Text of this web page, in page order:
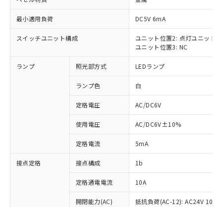
最小適用負荷 DC5V 6mA
スイッチユニット構成
ユニット位置2: 点灯ユニット
ユニット位置3: NC
ランプ 照光部方式 LEDランプ
ランプ色 白
定格電圧 AC/DC6V
使用電圧 AC/DC6V±10%
定格電流 5mA
接点定格 接点構成 1b
定格通電電流 10A
開閉能力(AC)
抵抗負荷(AC-12): AC24V 10A/
ご利用条件
以下の条件をお読みいただき、同意のうえ
ご利用ください。
本サービスは、当社制御機器事業取扱
商品の当社在庫状況および標準価格
(税抜)を提供させていただくもので
当社制御機器事業取扱商品の中には、
※1 対応状況
対応済み：EU RoHS指令（10物質）の
非含有に対応した製品が提供可能な商品で
対応予定：EU RoHS指令（10物質）の非含
有に対応した製品に切り替える予定のある
対応予定なし：EU RoHS指令（10物質）の
非含有に非対応の商品で、対応品を出す予
定はありません。
調査・確認中：EU RoHS指令（10物質）の
非含有の対応状況を調査中または確認中の
非該当品：ライセンス料など無形物で、有
害物質有無と関係のない商品です。
※1 中国RoHS○×表
「○」：最大均質材料含有率が中国RoHSの
基準値以下であることを示します。